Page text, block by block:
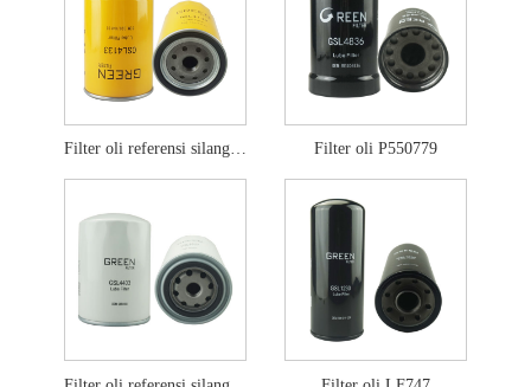
Filter oli referensi silang p502465 Filter oli P550779